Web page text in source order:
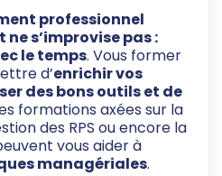
professionnel
s’improvise pas :
le temps. Vous former
d’enrichir vos
des bons outils et de
formations axées sur la
des RPS ou encore la
vous aider à
managériales.